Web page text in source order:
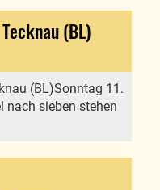
(BL)
(BL)Sonntag 11.
nach sieben stehen